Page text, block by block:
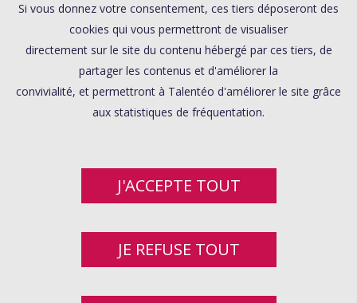
Si vous donnez votre consentement, ces tiers déposeront des
cookies qui vous permettront de visualiser
directement sur le site du contenu hébergé par ces tiers, de
partager les contenus et d'améliorer la
convivialité, et permettront à Talentéo d'améliorer le site grâce
aux statistiques de fréquentation.
J'ACCEPTE TOUT
JE REFUSE TOUT